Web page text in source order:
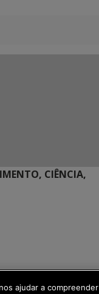
CIÊNCIA,
ajudar a compreender